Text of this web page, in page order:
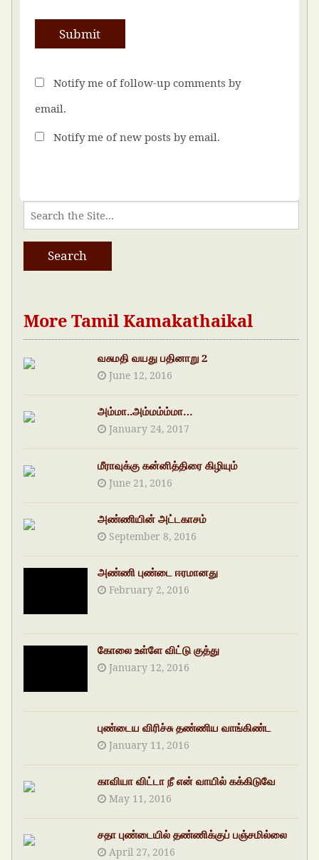
Notify me of follow-up comments by
email.
Notify me of new posts by email.
More Tamil Kamakathaikal
வசுமதி வயது பதினாறு 2
June 12, 2016
அம்மா..அம்மம்ம்மா…
January 24, 2017
மீராவுக்கு கன்னித்திரை கிழியும்
June 21, 2016
அண்ணியின் அட்டகாசம்
September 8, 2016
அண்ணி புண்டை ஈரமானது
February 2, 2016
கோலை உள்ளே விட்டு குத்து
January 12, 2016
புண்டைய விரிச்சு தண்ணிய வாங்கிண்ட
January 11, 2016
காவியா விட்டா நீ என் வாயில் கக்கிடுவே
May 11, 2016
சதா புண்டையில் தண்ணிக்குப் பஞ்சமில்லை
April 27, 2016